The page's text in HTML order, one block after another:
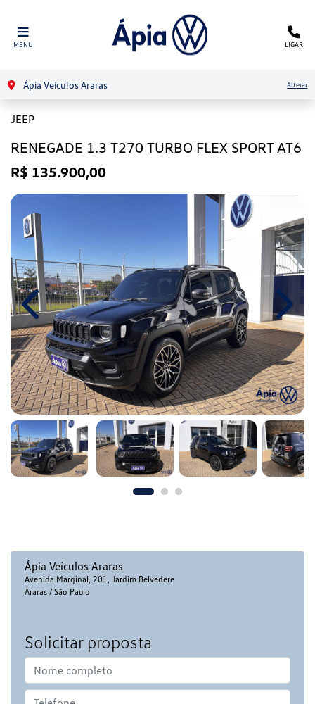
MENU LIGAR
Ápia Veículos Araras Alterar
JEEP
RENEGADE 1.3 T270 TURBO FLEX SPORT AT6
R$ 135.900,00
Previous Next
Ápia Veículos Araras
Avenida Marginal, 201, Jardim Belvedere
Araras / São Paulo
Solicitar proposta